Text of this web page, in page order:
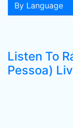
By Language
Listen To
Pessoa)